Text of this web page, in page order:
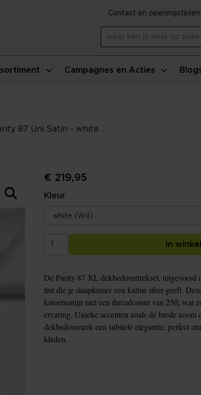
Campagnes en Acties
Contact en openingstijden
€ 219,95
Kleur
in
De Purity 87 XL dekbedovertrekset, uitgevoerd
tint die je slaapkamer een kalme sfeer geeft.
katoensatijn met een threadcount van 250, wat
ervaring. Unieke accenten zoals de brede
dekbedovertrek een subtiele elegantie, perfect
kleden.